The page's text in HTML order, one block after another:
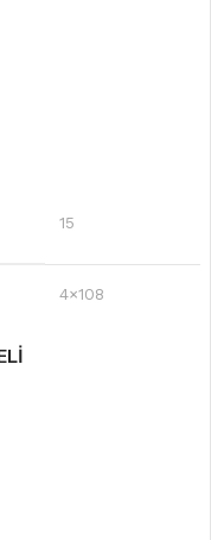
15
4×108